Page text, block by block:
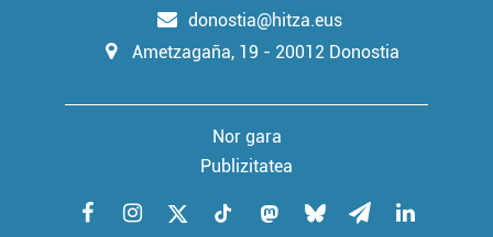
donostia@hitza.eus
Ametzagaña, 19 - 20012 Donostia
Nor gara
Publizitatea